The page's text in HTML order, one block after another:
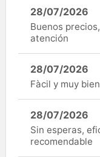
28/07/2026
Buenos
atención
28/07/2026
Fàcil y muy
28/07/2026
Sin esperas,
recomendable